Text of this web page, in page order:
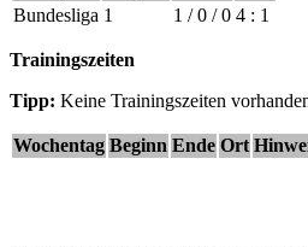
Bundesliga 1 1 / 0 / 0 4 : 1
Trainingszeiten
Tipp: Keine Trainingszeiten
Wochentag Beginn Ende Ort